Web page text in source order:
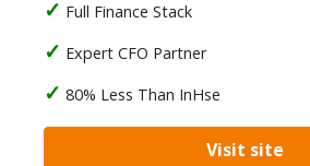
Full Finance Stack
Expert CFO Partner
80% Less Than InHse
Visit site